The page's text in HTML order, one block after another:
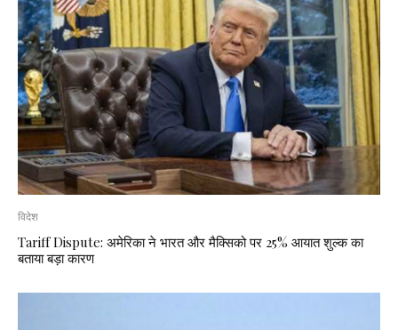
विदेश
Tariff Dispute: अमेरिका ने भारत और मैक्सिको पर 25% आयात शुल्क का
बताया बड़ा कारण